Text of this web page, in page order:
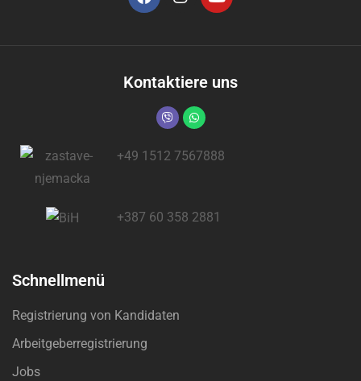
Kontaktiere uns
+49 1512 7567888
+387 60 358 2881
Schnellmenü
Registrierung von Kandidaten
Arbeitgeberregistrierung
Jobs